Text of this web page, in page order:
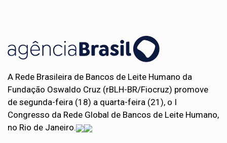
A Rede Brasileira de Bancos de Leite Humano da
Fundação Oswaldo Cruz (rBLH-BR/Fiocruz) promove
de segunda-feira (18) a quarta-feira (21), o I
Congresso da Rede Global de Bancos de Leite Humano,
no Rio de Janeiro.